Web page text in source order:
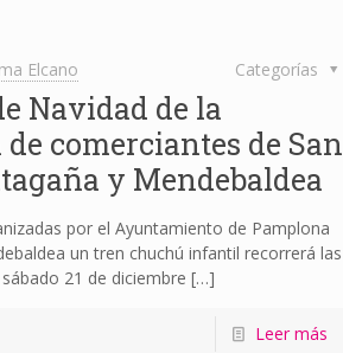
Elcano Categorías
Navidad de la
comerciantes de San
y Mendebaldea
por el Ayuntamiento de Pamplona
un tren chuchú infantil recorrerá las
21 de diciembre […]
Leer más